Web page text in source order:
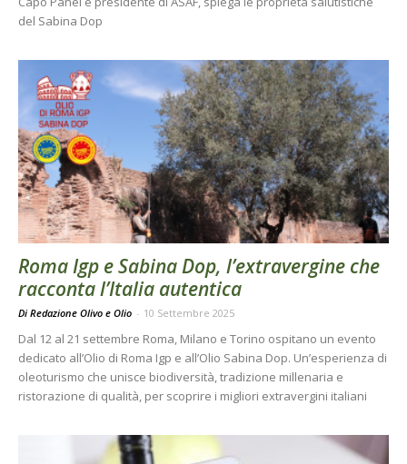
del Sabina Dop
Roma Igp e Sabina Dop, l’extravergine che
racconta l’Italia autentica
Di Redazione Olivo e Olio - 10 Settembre 2025
Dal 12 al 21 settembre Roma, Milano e Torino ospitano un evento
dedicato all’Olio di Roma Igp e all’Olio Sabina Dop. Un’esperienza di
oleoturismo che unisce biodiversità, tradizione millenaria e
ristorazione di qualità, per scoprire i migliori extravergini italiani